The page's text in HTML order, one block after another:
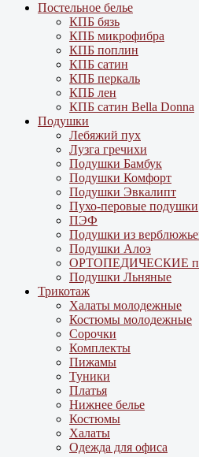
Постельное белье
КПБ бязь
КПБ микрофибра
КПБ поплин
КПБ сатин
КПБ перкаль
КПБ лен
КПБ сатин Bella Donna
Подушки
Лебяжий пух
Лузга гречихи
Подушки Бамбук
Подушки Комфорт
Подушки Эвкалипт
Пухо-перовые подушки
ПЭФ
Подушки из
Подушки Алоэ
ОРТОПЕДИЧЕСКИЕ
Подушки Льняные
Трикотаж
Халаты молодежные
Костюмы молодежные
Сорочки
Комплекты
Пижамы
Туники
Платья
Нижнее белье
Костюмы
Халаты
Одежда для офиса